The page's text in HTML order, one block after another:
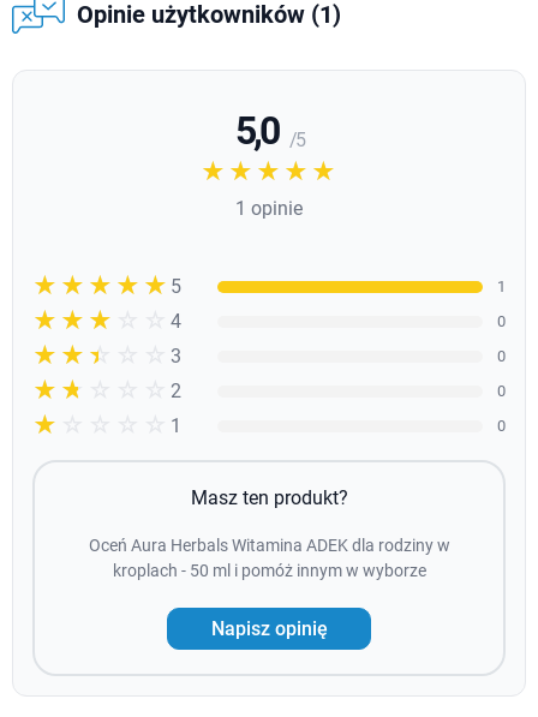
Opinie użytkowników (1)
5,0 / 5
☆☆☆☆☆
★★★★★
1 opinie
☆☆☆☆☆
★★★★★ 5 1
☆☆☆☆☆
★★★★ 4 0
☆☆☆☆☆
★★★ 3 0
☆☆☆☆☆
★★ 2 0
☆☆☆☆☆
★ 1 0
Masz ten produkt?
Oceń Aura Herbals Witamina ADEK dla rodziny w
kroplach - 50 ml i pomóż innym w wyborze
Napisz opinię